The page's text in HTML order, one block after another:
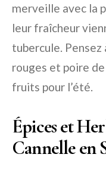
merveille avec la
leur fraîcheur
tubercule.
rouges et poire
fruits pour l’été.
Épices et
Cannelle en